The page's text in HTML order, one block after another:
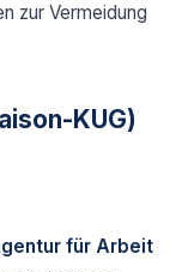
zur Vermeidung
KUG)
für Arbeit